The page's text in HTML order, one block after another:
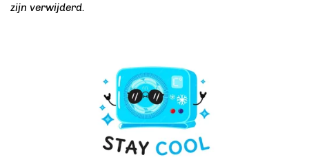
zijn verwijderd.